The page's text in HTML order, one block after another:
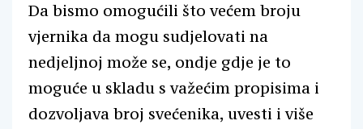
Da bismo omogućili što većem broju
vjernika da mogu sudjelovati na
nedjeljnoj može se, ondje gdje je to
moguće u skladu s važećim propisima i
dozvoljava broj svećenika, uvesti i više